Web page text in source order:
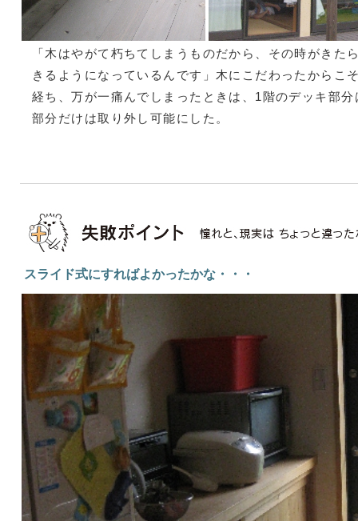
「木はやがて朽ちてしまうものだから、その時がきた
きるようになっているんです」木にこだわったからこ
経ち、万が一痛んでしまったときは、1階のデッキ部
部分だけは取り外し可能にした。
スライド式にすればよかったかな・・・